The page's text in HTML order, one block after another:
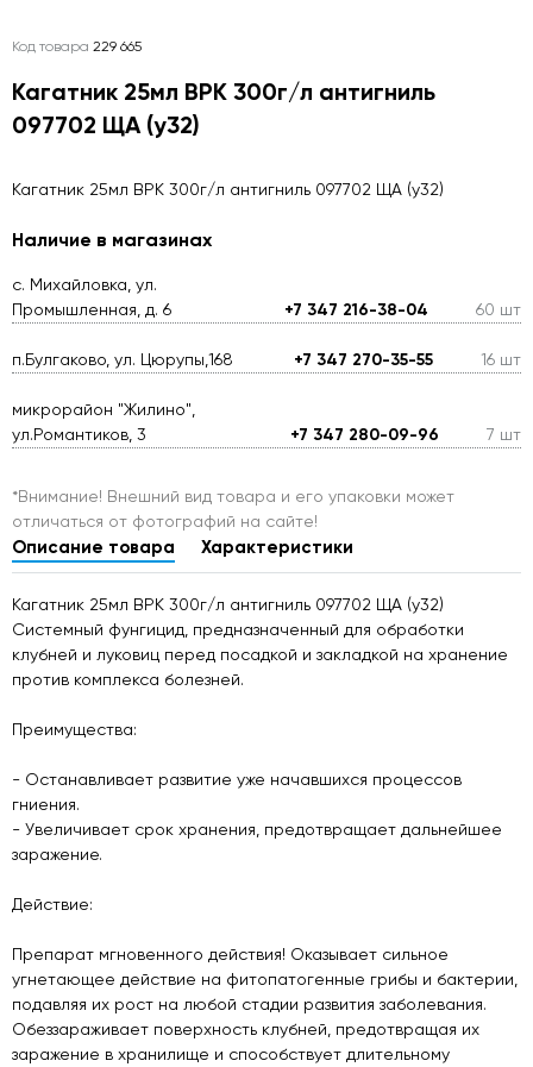
Код товара 229 665
Кагатник 25мл ВРК 300г/л антигниль
097702 ЩА (у32)
Кагатник 25мл ВРК 300г/л антигниль 097702 ЩА (у32)
Наличие в магазинах
с. Михайловка, ул.
Промышленная, д. 6
+7 347 216-38-04 60 шт
п.Булгаково, ул. Цюрупы,168 +7 347 270-35-55 16 шт
микрорайон "Жилино",
ул.Романтиков, 3
+7 347 280-09-96 7 шт
*Внимание! Внешний вид товара и его упаковки может
отличаться от фотографий на сайте!
Описание товара Характеристики
Кагатник 25мл ВРК 300г/л антигниль 097702 ЩА (у32)
Системный фунгицид, предназначенный для обработки
клубней и луковиц перед посадкой и закладкой на хранение
против комплекса болезней.
Преимущества:
- Останавливает развитие уже начавшихся процессов
гниения.
- Увеличивает срок хранения, предотвращает дальнейшее
заражение.
Действие:
Препарат мгновенного действия! Оказывает сильное
угнетающее действие на фитопатогенные грибы и бактерии,
подавляя их рост на любой стадии развития заболевания.
Обеззараживает поверхность клубней, предотвращая их
заражение в хранилище и способствует длительному